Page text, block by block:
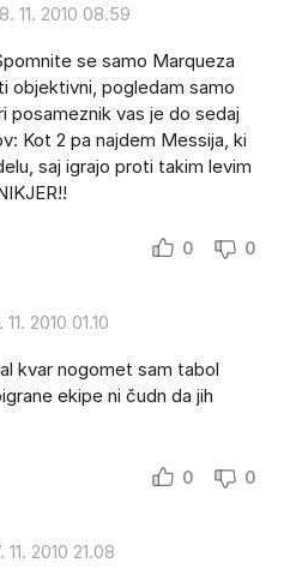
11. 2010 08.59
se samo Marqueza
objektivni, pogledam samo
posameznik vas je do sedaj
Kot 2 pa najdem Messija, ki
saj igrajo proti takim levim
0 0
11. 2010 01.10
kvar nogomet sam tabol
ekipe ni čudn da jih
0 0
11. 2010 21.08